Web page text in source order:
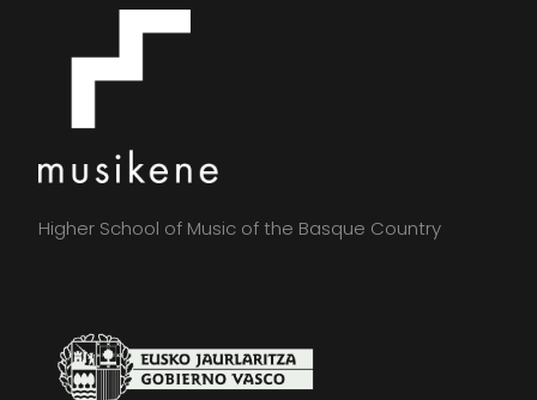
Higher School of Music of the Basque Country